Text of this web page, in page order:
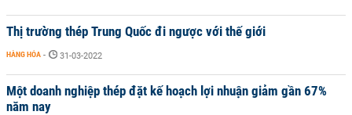
Thị trường thép Trung Quốc đi ngược với thế giới
HÀNG HÓA - 31-03-2022
Một doanh nghiệp thép đặt kế hoạch lợi nhuận giảm gần 67%
năm nay